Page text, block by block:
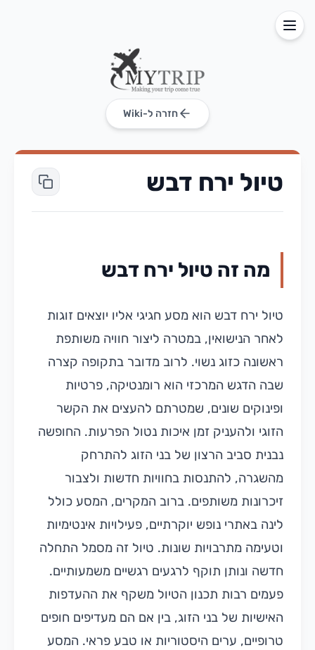
חזרה ל-Wiki
טיול ירח דבש
מה זה טיול ירח דבש
טיול ירח דבש הוא מסע חגיגי אליו יוצאים זוגות
לאחר הנישואין, במטרה ליצור חוויה משותפת
ראשונה כזוג נשוי. לרוב מדובר בתקופה קצרה
שבה הדגש המרכזי הוא רומנטיקה, פרטיות
ופינוקים שונים, שמטרתם להעצים את הקשר
הזוגי ולהעניק זמן איכות נטול הפרעות. החופשה
נבנית סביב הרצון של בני הזוג להתרחק
מהשגרה, להתנסות בחוויות חדשות ולצבור
זיכרונות משותפים. ברוב המקרים, המסע כולל
לינה באתרי נופש יוקרתיים, פעילויות אינטימיות
וטעימה מתרבויות שונות. טיול זה מסמל התחלה
חדשה ונותן תוקף לרגעים רגשיים משמעותיים.
פעמים רבות תכנון הטיול משקף את ההעדפות
האישיות של בני הזוג, בין אם הם מעדיפים חופים
טרופיים, ערים היסטוריות או טבע פראי. המסע